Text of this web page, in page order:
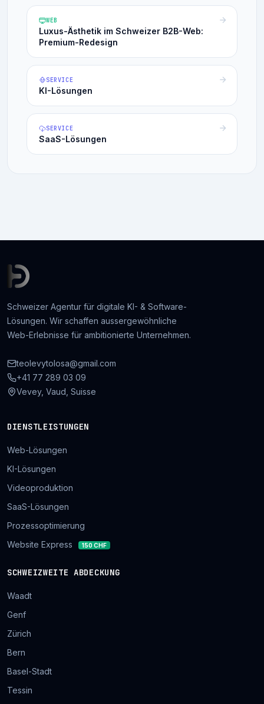
WEB
Luxus-Ästhetik im Schweizer B2B-Web:
Premium-Redesign
SERVICE
KI-Lösungen
SERVICE
SaaS-Lösungen
Schweizer Agentur für digitale KI- & Software-
Lösungen. Wir schaffen aussergewöhnliche
Web-Erlebnisse für ambitionierte Unternehmen.
teolevytolosa@gmail.com
+41 77 289 03 09
Vevey, Vaud, Suisse
DIENSTLEISTUNGEN
Web-Lösungen
KI-Lösungen
Videoproduktion
SaaS-Lösungen
Prozessoptimierung
Website Express
150 CHF
SCHWEIZWEITE ABDECKUNG
Waadt
Genf
Zürich
Bern
Basel-Stadt
Tessin